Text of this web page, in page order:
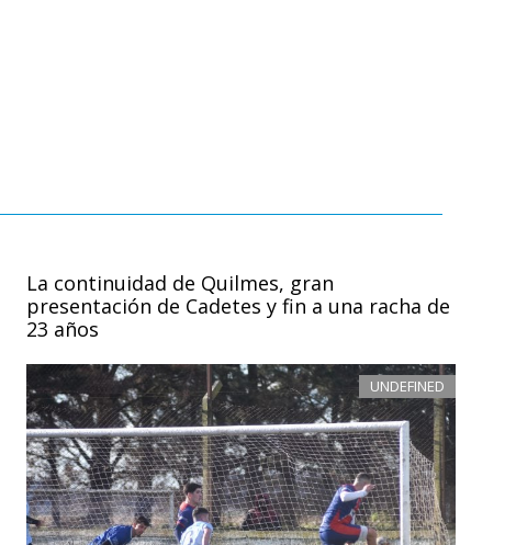
La continuidad de Quilmes, gran
presentación de Cadetes y fin a una racha de
23 años
UNDEFINED